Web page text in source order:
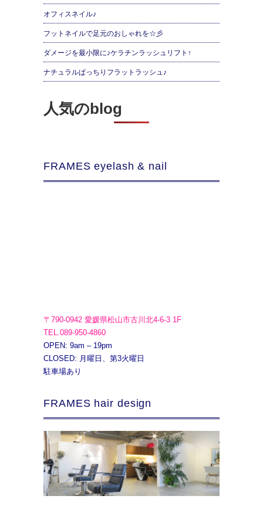
オフィスネイル♪
フットネイルで足元のおしゃれを☆彡
ダメージを最小限に♪ケラチンラッシュリフト↑
ナチュラルぱっちりフラットラッシュ♪
人気のblog
FRAMES eyelash & nail
〒790-0942 愛媛県松山市古川北4-6-3 1F
TEL.089-950-4860
OPEN: 9am – 19pm
CLOSED: 月曜日、第3火曜日
駐車場あり
FRAMES hair design